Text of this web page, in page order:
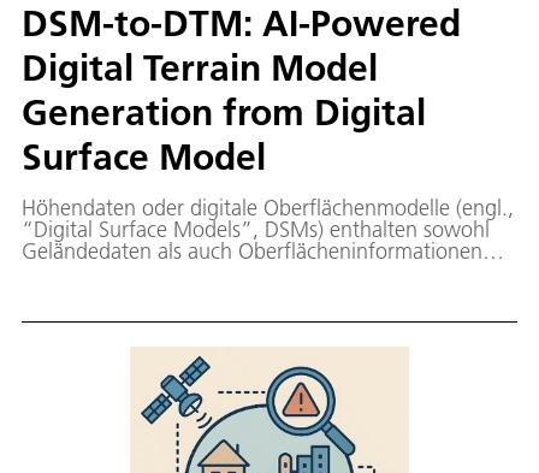
DSM-to-DTM: AI-Powered
Digital Terrain Model
Generation from Digital
Surface Model ‬‬‬‬‬‬‬‬‬‬‬‬‬‬‬‬
Höhendaten oder digitale Oberflächenmodelle (engl.,
“Digital Surface Models”, DSMs) enthalten sowohl
Geländedaten als auch Oberflächeninformationen